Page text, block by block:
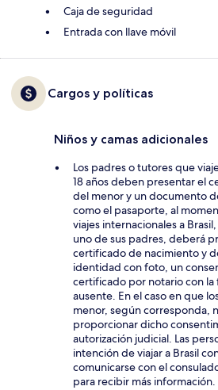
Caja de seguridad
Entrada con llave móvil
Cargos y políticas
Niños y camas adicionales
Los padres o tutores que
18 años deben presentar el
del menor y un documento
como el pasaporte, al
viajes internacionales a
uno de sus padres, deberá
certificado de nacimiento y
identidad con foto, un
certificado por notario con
ausente. En el caso en que
menor, según corresponda,
proporcionar dicho
autorización judicial. Las
intención de viajar a Brasil
comunicarse con el
para recibir más información.